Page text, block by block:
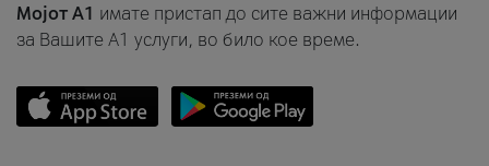
Мојот A1 имате пристап до сите важни информации
за Вашите A1 услуги, во било кое време.